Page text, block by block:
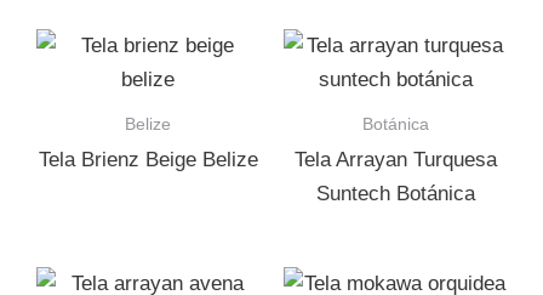
Belize
Tela Brienz Beige Belize
Botánica
Tela Arrayan Turquesa
Suntech Botánica